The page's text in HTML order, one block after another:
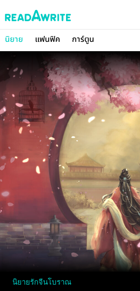
นิยาย แฟนฟิค การ์ตูน
นิยายรักจีนโบราณ